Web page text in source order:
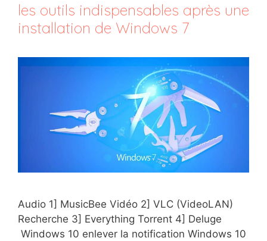
les outils indispensables après une
installation de Windows 7
Audio 1] MusicBee Vidéo 2] VLC (VideoLAN)
Recherche 3] Everything Torrent 4] Deluge
Windows 10 enlever la notification Windows 10